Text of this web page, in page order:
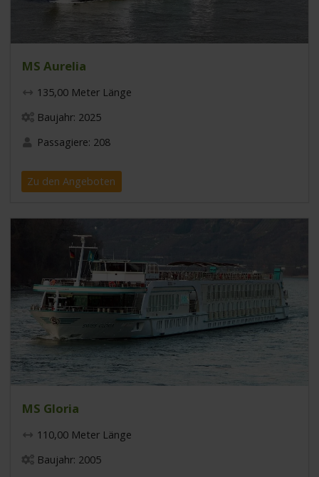
MS Aurelia
135,00 Meter Länge
Baujahr: 2025
Passagiere: 208
Zu den Angeboten
MS Gloria
110,00 Meter Länge
Baujahr: 2005